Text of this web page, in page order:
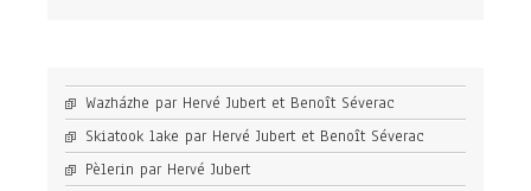
Wazházhe par Hervé Jubert et Benoît Séverac
Skiatook lake par Hervé Jubert et Benoît Séverac
Pèlerin par Hervé Jubert